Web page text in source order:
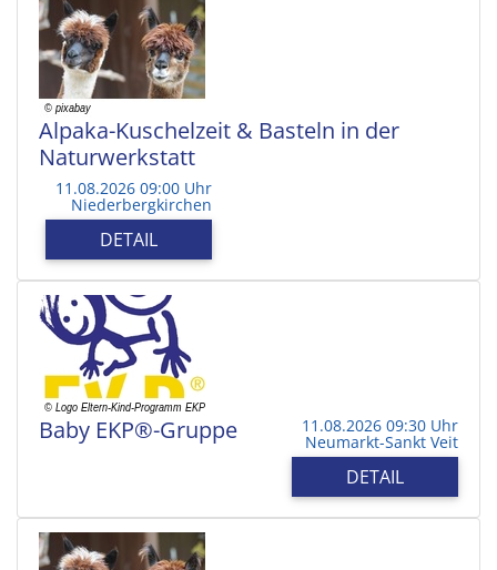
Alpaka-Kuschelzeit & Basteln in der
Naturwerkstatt
11.08.2026 09:00 Uhr
Niederbergkirchen
DETAIL
Baby EKP®-Gruppe 11.08.2026 09:30 Uhr
Neumarkt-Sankt Veit
DETAIL